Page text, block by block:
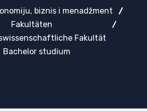
biznis i menadžment
Fakultäten
Fakultät
Bachelor studium